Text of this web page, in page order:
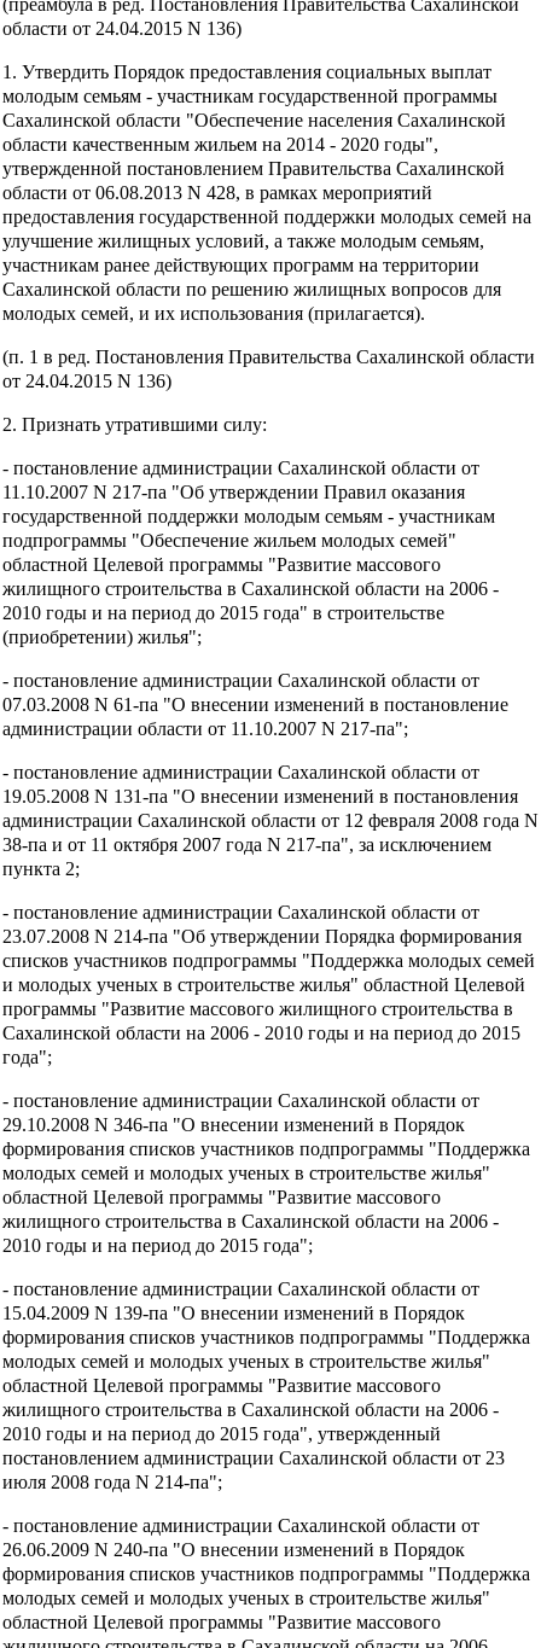
области от 24.04.2015 N 136)
1. Утвердить Порядок предоставления социальных выплат
молодым семьям - участникам государственной программы
Сахалинской области "Обеспечение населения Сахалинской
области качественным жильем на 2014 - 2020 годы",
утвержденной постановлением Правительства Сахалинской
области от 06.08.2013 N 428, в рамках мероприятий
предоставления государственной поддержки молодых семей на
улучшение жилищных условий, а также молодым семьям,
участникам ранее действующих программ на территории
Сахалинской области по решению жилищных вопросов для
молодых семей, и их использования (прилагается).
(п. 1 в ред. Постановления Правительства Сахалинской области
от 24.04.2015 N 136)
2. Признать утратившими силу:
- постановление администрации Сахалинской области от
11.10.2007 N 217-па "Об утверждении Правил оказания
государственной поддержки молодым семьям - участникам
подпрограммы "Обеспечение жильем молодых семей"
областной Целевой программы "Развитие массового
жилищного строительства в Сахалинской области на 2006 -
2010 годы и на период до 2015 года" в строительстве
(приобретении) жилья";
- постановление администрации Сахалинской области от
07.03.2008 N 61-па "О внесении изменений в постановление
администрации области от 11.10.2007 N 217-па";
- постановление администрации Сахалинской области от
19.05.2008 N 131-па "О внесении изменений в постановления
администрации Сахалинской области от 12 февраля 2008 года N
38-па и от 11 октября 2007 года N 217-па", за исключением
пункта 2;
- постановление администрации Сахалинской области от
23.07.2008 N 214-па "Об утверждении Порядка формирования
списков участников подпрограммы "Поддержка молодых семей
и молодых ученых в строительстве жилья" областной Целевой
программы "Развитие массового жилищного строительства в
Сахалинской области на 2006 - 2010 годы и на период до 2015
года";
- постановление администрации Сахалинской области от
29.10.2008 N 346-па "О внесении изменений в Порядок
формирования списков участников подпрограммы "Поддержка
молодых семей и молодых ученых в строительстве жилья"
областной Целевой программы "Развитие массового
жилищного строительства в Сахалинской области на 2006 -
2010 годы и на период до 2015 года";
- постановление администрации Сахалинской области от
15.04.2009 N 139-па "О внесении изменений в Порядок
формирования списков участников подпрограммы "Поддержка
молодых семей и молодых ученых в строительстве жилья"
областной Целевой программы "Развитие массового
жилищного строительства в Сахалинской области на 2006 -
2010 годы и на период до 2015 года", утвержденный
постановлением администрации Сахалинской области от 23
июля 2008 года N 214-па";
- постановление администрации Сахалинской области от
26.06.2009 N 240-па "О внесении изменений в Порядок
формирования списков участников подпрограммы "Поддержка
молодых семей и молодых ученых в строительстве жилья"
областной Целевой программы "Развитие массового